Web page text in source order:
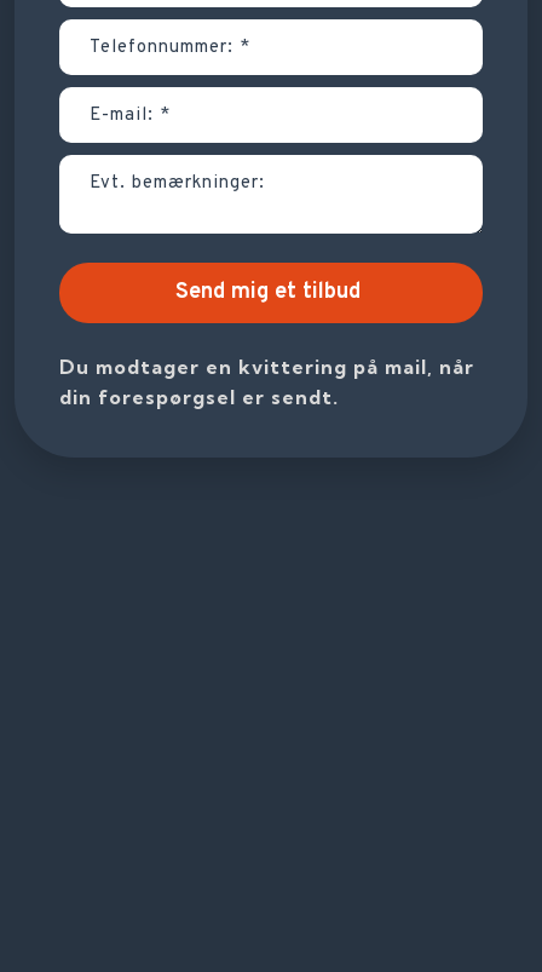
Du modtager en kvittering på mail, når
din forespørgsel er sendt.​